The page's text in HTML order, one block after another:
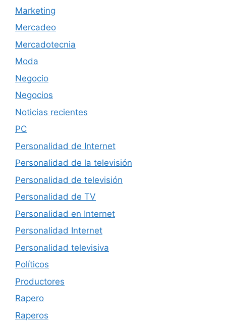
Marketing
Mercadeo
Mercadotecnia
Moda
Negocio
Negocios
Noticias recientes
PC
Personalidad de Internet
Personalidad de la televisión
Personalidad de televisión
Personalidad de TV
Personalidad en Internet
Personalidad Internet
Personalidad televisiva
Políticos
Productores
Rapero
Raperos